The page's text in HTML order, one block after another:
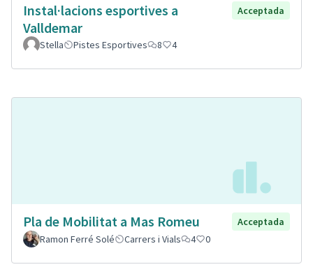
Instal·lacions esportives a
Valldemar
Acceptada
Stella Pistes Esportives 8 4
Pla de Mobilitat a Mas Romeu
Acceptada
Ramon Ferré Solé
Carrers i Vials 4 0